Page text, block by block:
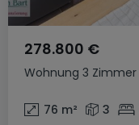
Wohnung 3 Zimmer
278.800 €
76 m² 3